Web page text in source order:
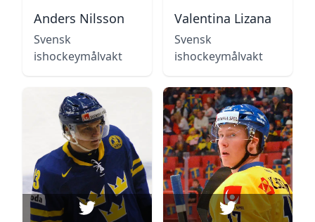
Anders Nilsson
Svensk
ishockeymålvakt
Valentina Lizana
Svensk
ishockeymålvakt